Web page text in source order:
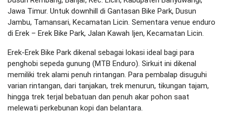
Jawa Timur. Untuk downhill di Gantasan Bike Park, Dusun
Jambu, Tamansari, Kecamatan Licin. Sementara venue enduro
di Erek – Erek Bike Park, Jalan Kawah Ijen, Kecamatan Licin.
Erek-Erek Bike Park dikenal sebagai lokasi ideal bagi para
penghobi sepeda gunung (MTB Enduro). Sirkuit ini dikenal
memiliki trek alami penuh rintangan. Para pembalap disuguhi
varian rintangan, dari tanjakan, trek menurun, tikungan tajam,
hingga trek terjal bebatuan dan penuh akar pohon saat
melewati perkebunan kopi dan belantara.